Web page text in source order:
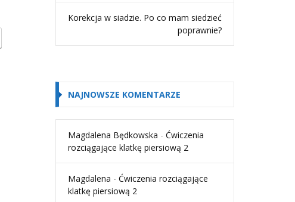
Korekcja w siadzie. Po co mam siedzieć
poprawnie?
NAJNOWSZE KOMENTARZE
Magdalena Będkowska - Ćwiczenia
rozciągające klatkę piersiową 2
Magdalena - Ćwiczenia rozciągające
klatkę piersiową 2